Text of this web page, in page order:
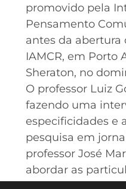
promovido pela
Pensamento
antes da abertura
IAMCR, em Porto
Sheraton, no
O professor Luiz
fazendo uma
especificidades e
pesquisa em
professor José
abordar as